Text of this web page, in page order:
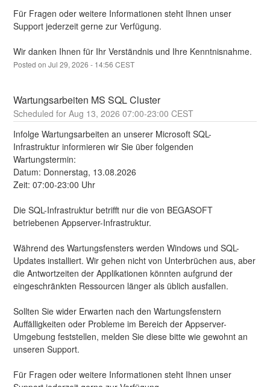
Für Fragen oder weitere Informationen steht Ihnen unser
Support jederzeit gerne zur Verfügung.
Wir danken Ihnen für Ihr Verständnis und Ihre Kenntnisnahme.
Posted on Jul29,2026 - 14:56 CEST
Wartungsarbeiten MS SQL Cluster
Aug 13,2026 07:00-23:00 CEST
Infolge Wartungsarbeiten an unserer Microsoft SQL-
Infrastruktur informieren wir Sie über folgenden
Wartungstermin:
Datum: Donnerstag, 13.08.2026
Zeit: 07:00-23:00 Uhr
Die SQL-Infrastruktur betrifft nur die von BEGASOFT
betriebenen Appserver-Infrastruktur.
Während des Wartungsfensters werden Windows und SQL-
Updates installiert. Wir gehen nicht von Unterbrüchen aus, aber
die Antwortzeiten der Applikationen könnten aufgrund der
eingeschränkten Ressourcen länger als üblich ausfallen.
Sollten Sie wider Erwarten nach den Wartungsfenstern
Auffälligkeiten oder Probleme im Bereich der Appserver-
Umgebung feststellen, melden Sie diese bitte wie gewohnt an
unseren Support.
Für Fragen oder weitere Informationen steht Ihnen unser